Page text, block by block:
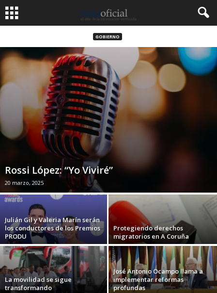
GOBIERNO
Rossi López: “Yo Viviré”
20 marzo, 2025
Julián Gil y Valeria Marín serán
los conductores de los Premios
PRODU
Protegiendo derechos
migratorios en A Coruña
La movilidad se sigue
transformando
José Antonio Ocampo llama a
implementar reformas
profundas